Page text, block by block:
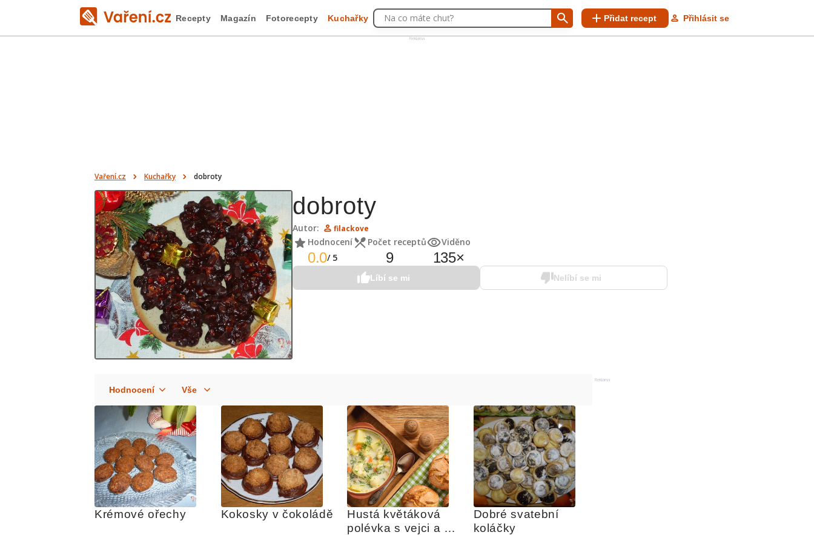
Reklama
Recepty Magazín Fotorecepty Kuchařky Na co máte chuť? Přidat recept Přihlásit se
Vaření.cz Kuchařky dobroty
dobroty
Autor: filackove
Hodnocení
0.0/ 5
Počet receptů
9
Viděno
135×
Líbí se mi Nelíbí se mi
Krémové ořechy Kokosky v čokoládě
Hustá květáková
polévka s vejci a
Dobré svatební
koláčky
Reklama